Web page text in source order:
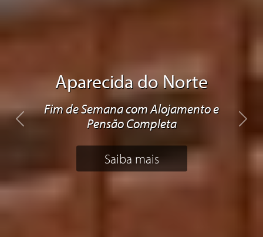
Aparecida do Norte
Fim de Semana com Alojamento e
Pensão Completa
Saiba mais
Previous Next